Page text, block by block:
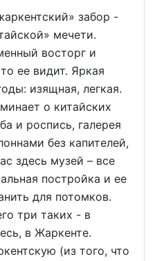
забор -
мечети.
восторг и
ее видит. Яркая
изящная, легкая.
о китайских
и роспись, галерея
без капителей,
здесь музей – все
постройка и ее
для потомков.
три таких - в
в Жаркенте.
(из того, что